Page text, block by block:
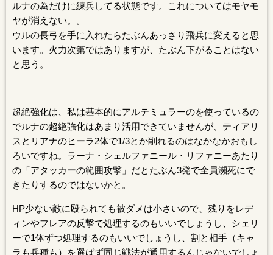
ルナの為だけに練兵してる状態です。これについてはモヤモ
ヤが消えない。。
ウルの長弓を手に入れたらたぶんあっさり飛兵に変えると思
います。火力次第ではありますが、たぶん下がることはない
と思う。
超絶強化は、私は基本的にアルテミュラーのを使っているの
でルナの超絶強化はあまり活用できていませんが、ティアリ
スとリアナのヒーラ2体で1/3とか削れるのはなかなかおもし
ろいですね。ラーナ・シェルファニール・リファニーあたり
の「アタッカーの範囲攻撃」だとたぶん3発で全員瀕死にで
きたりするのではないかと。
HP少ない敵に殴られても被ダメは小さいので、残りをレデ
ィンやフレアの反撃で処理するのもいいでしょうし、シェリ
ーで1体ずつ処理するのもいいでしょうし、割と相手（キャ
ラも兵種も）を選ばず同じ戦法が通用するんじゃないでしょ